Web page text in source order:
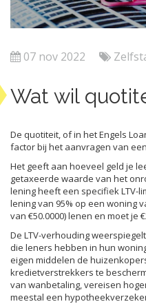
07 nov 2022
Wat wil
De quotiteit, of in het Engels
factor bij het aanvragen van
Het geeft aan hoeveel geld je
getaxeerde waarde van het
lening heeft een specifiek LTV-
lening van 95% op een woning
van €50.0000) lenen en moet je
De LTV-verhouding
die leners hebben in hun
eigen middelen de
kredietverstrekkers te
van wanbetaling, vereisen
meestal een